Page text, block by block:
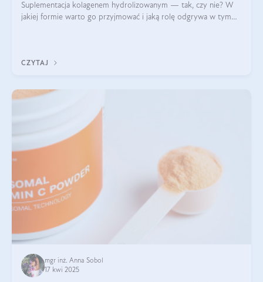
Suplementacja kolagenem hydrolizowanym — tak, czy nie? W
jakiej formie warto go przyjmować i jaką rolę odgrywa w tym
CZYTAJ
mgr inż. Anna Sobol
17 kwi 2025